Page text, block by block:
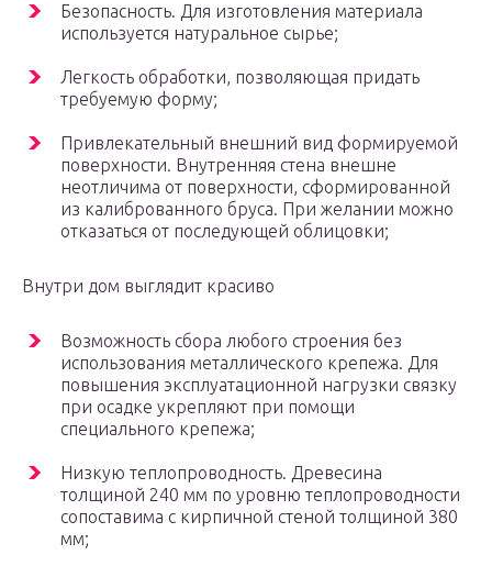
Безопасность. Для изготовления материала
используется натуральное сырье;
Легкость обработки, позволяющая придать
требуемую форму;
Привлекательный внешний вид формируемой
поверхности. Внутренняя стена внешне
неотличима от поверхности, сформированной
из калиброванного бруса. При желании можно
отказаться от последующей облицовки;
Внутри дом выглядит красиво
Возможность сбора любого строения без
использования металлического крепежа. Для
повышения эксплуатационной нагрузки связку
при осадке укрепляют при помощи
специального крепежа;
Низкую теплопроводность. Древесина
толщиной 240 мм по уровню теплопроводности
сопоставима с кирпичной стеной толщиной 380
мм;